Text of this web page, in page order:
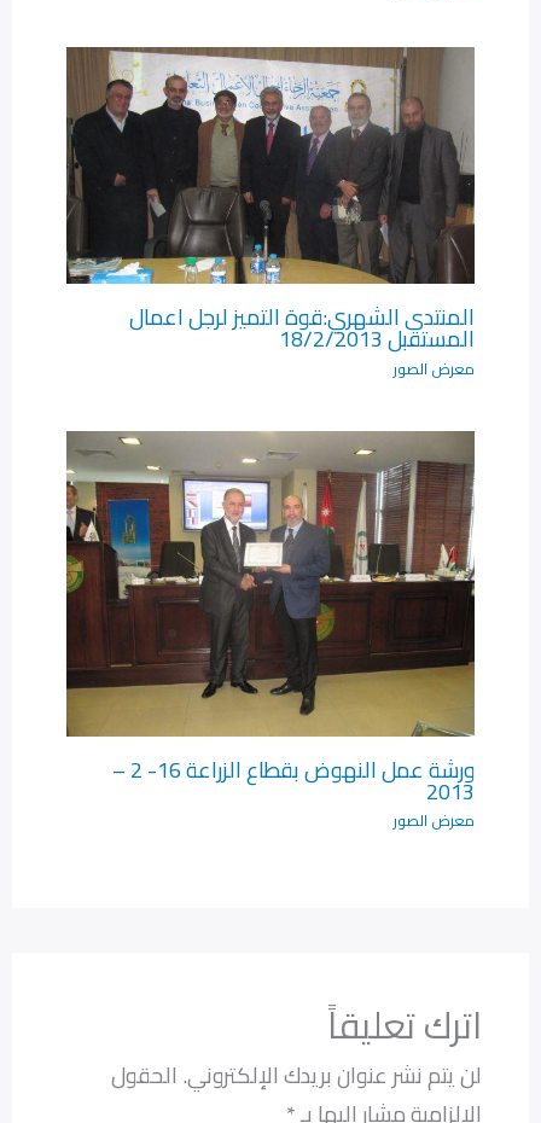
المنتدى الشهري:قوة التميز لرجل اعمال
المستقبل 18/2/2013
معرض الصور
ورشة عمل النهوض بقطاع الزراعة 16- 2 –
2013
معرض الصور
اترك تعليقاً
لن يتم نشر عنوان بريدك الإلكتروني. الحقول
الإلزامية مشار إليها بـ*